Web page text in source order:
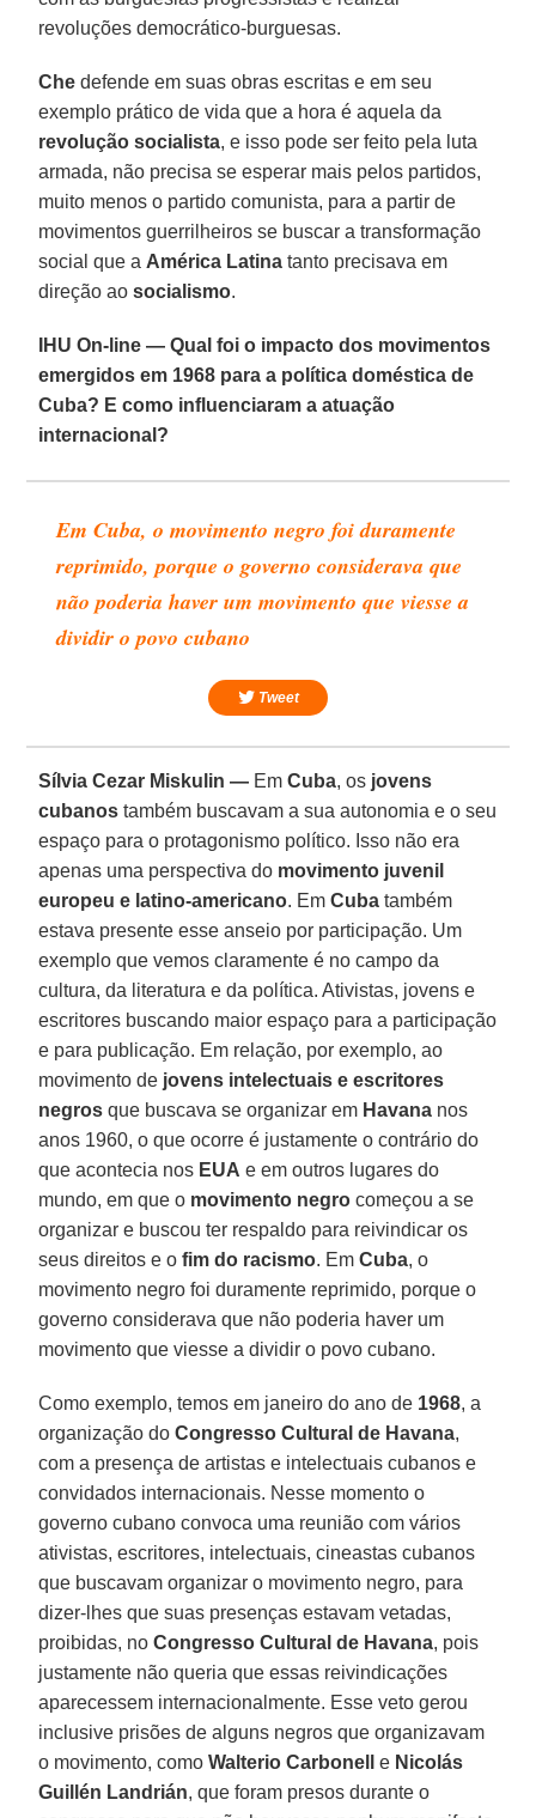
revoluções democrático-burguesas.
Che defende em suas obras escritas e em seu
exemplo prático de vida que a hora é aquela da
revolução socialista, e isso pode ser feito pela luta
armada, não precisa se esperar mais pelos partidos,
muito menos o partido comunista, para a partir de
movimentos guerrilheiros se buscar a transformação
social que a América Latina tanto precisava em
direção aosocialismo.
IHU On-line — Qual foi o impacto dos movimentos
emergidos em 1968 para a política doméstica de
Cuba? E como influenciaram a atuação
internacional?
Em Cuba, o movimento negro foi duramente
reprimido, porque o governo considerava que
não poderia haver um movimento que viesse a
dividir o povo cubano
Tweet
Sílvia Cezar Miskulin — EmCuba, os jovens
cubanos também buscavam a sua autonomia e o seu
espaço para o protagonismo político. Isso não era
apenas uma perspectiva do movimento juvenil
europeu e latino-americano. EmCuba também
estava presente esse anseio por participação. Um
exemplo que vemos claramente é no campo da
cultura, da literatura e da política. Ativistas, jovens e
escritores buscando maior espaço para a participação
e para publicação. Em relação, por exemplo, ao
movimento de jovens intelectuais e escritores
negros que buscava se organizar em Havana nos
anos 1960, o que ocorre é justamente o contrário do
que acontecia nos EUA e em outros lugares do
mundo, em que o movimento negro começou a se
organizar e buscou ter respaldo para reivindicar os
seus direitos e ofim do racismo. EmCuba, o
movimento negro foi duramente reprimido, porque o
governo considerava que não poderia haver um
movimento que viesse a dividir o povo cubano.
Como exemplo, temos em janeiro do ano de 1968, a
organização doCongresso Cultural de Havana,
com a presença de artistas e intelectuais cubanos e
convidados internacionais. Nesse momento o
governo cubano convoca uma reunião com vários
ativistas, escritores, intelectuais, cineastas cubanos
que buscavam organizar o movimento negro, para
dizer-lhes que suas presenças estavam vetadas,
proibidas, noCongresso Cultural de Havana, pois
justamente não queria que essas reivindicações
aparecessem internacionalmente. Esse veto gerou
inclusive prisões de alguns negros que organizavam
o movimento, comoWalterio Carbonell e Nicolás
Guillén Landrián, que foram presos durante o